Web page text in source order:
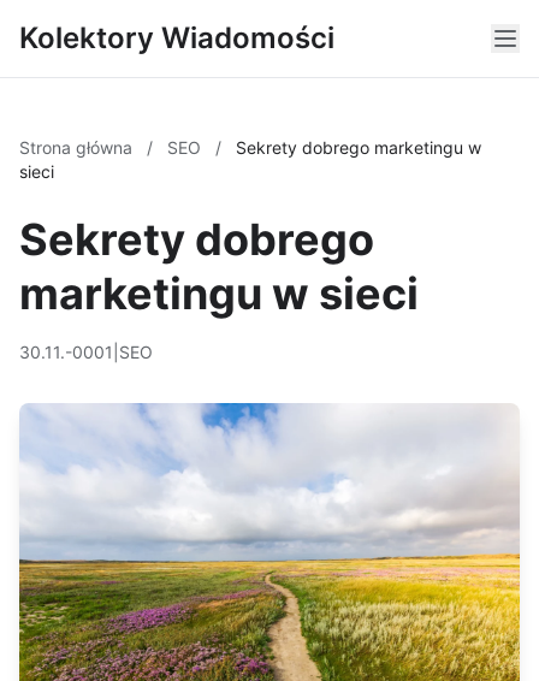
Kolektory Wiadomości
Strona główna / SEO /
Sekrety dobrego marketingu w
sieci
Sekrety dobrego
marketingu w sieci
30.11.-0001 SEO